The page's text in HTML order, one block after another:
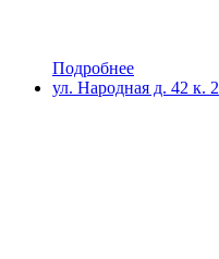
Подробнее
ул. Народная д. 42 к. 2